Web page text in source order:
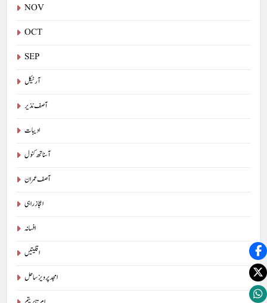
NOV
OCT
SEP
آرٹیکل
آصف نذیر
ادیبات
آسناتھ کنول
آصف عمران
اعجاز راہی
افسانہ
اقلیتیں
امجد پرویز ساحل